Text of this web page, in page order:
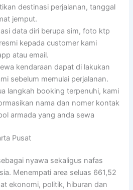
destinasi perjalanan, tanggal
jemput.
data diri berupa sim, foto ktp
kepada customer kami
atau email.
kendaraan dapat di lakukan
sebelum memulai perjalanan.
langkah booking terpenuhi, kami
nama dan nomer kontak
armada yang anda sewa
Pusat
nyawa sekaligus nafas
Menempati area seluas 661,52
ekonomi, politik, hiburan dan